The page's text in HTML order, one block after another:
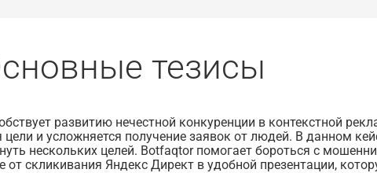
тезисы
развитию нечестной конкуренции в контекстной
и усложняется получение заявок от людей. В данном
нескольких целей. Botfaqtor помогает бороться с
скликивания Яндекс Директ в удобной презентации,